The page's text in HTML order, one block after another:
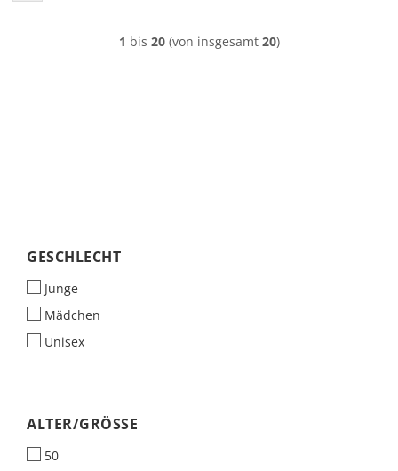
1 bis 20(von insgesamt 20)
GESCHLECHT
GESCHLECHT
Junge
Mädchen
Unisex
ALTER/GRÖSSE
ALTER/GRÖSSE
50